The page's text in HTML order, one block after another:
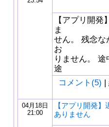
【アプリ開
ま
せん。 残念な
お
りません。
途
コメント(5) |
04月18日
21:00
【アプリ開発
ありません